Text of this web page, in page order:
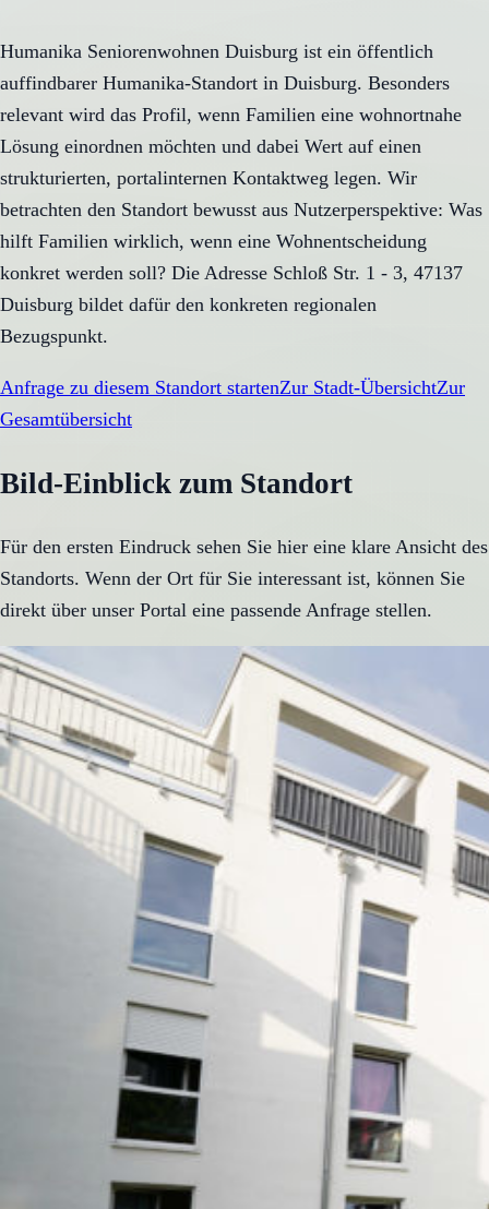
Humanika Seniorenwohnen Duisburg ist ein öffentlich
auffindbarer Humanika-Standort in Duisburg. Besonders
relevant wird das Profil, wenn Familien eine wohnortnahe
Lösung einordnen möchten und dabei Wert auf einen
strukturierten, portalinternen Kontaktweg legen. Wir
betrachten den Standort bewusst aus Nutzerperspektive: Was
hilft Familien wirklich, wenn eine Wohnentscheidung
konkret werden soll? Die Adresse Schloß Str. 1 - 3, 47137
Duisburg bildet dafür den konkreten regionalen
Bezugspunkt.
Anfrage zu diesem Standort startenZur Stadt-ÜbersichtZur
Gesamtübersicht
Bild-Einblick zum Standort
Für den ersten Eindruck sehen Sie hier eine klare Ansicht des
Standorts. Wenn der Ort für Sie interessant ist, können Sie
direkt über unser Portal eine passende Anfrage stellen.